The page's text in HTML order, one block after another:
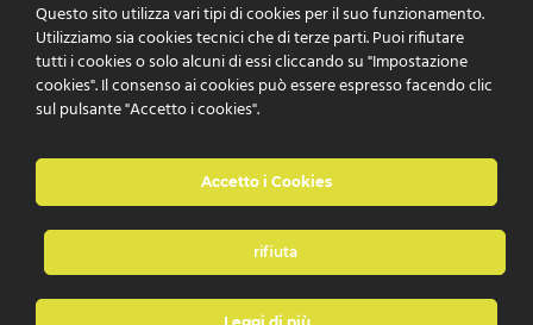
Privacy Policy
Questo sito utilizza vari tipi di cookies per il suo funzionamento.
Utilizziamo sia cookies tecnici che di terze parti. Puoi rifiutare
tutti i cookies o solo alcuni di essi cliccando su "Impostazione
cookies". Il consenso ai cookies può essere espresso facendo clic
sul pulsante "Accetto i cookies".
Accetto i Cookies
rifiuta